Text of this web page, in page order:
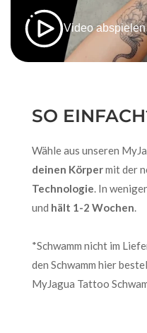
Video abspielen
SO
Wähle aus unseren
deinen Körpermit der
Technologie. In
und hält 1-2 Wochen.
*Schwamm nicht im
den Schwamm hier
MyJagua Tattoo